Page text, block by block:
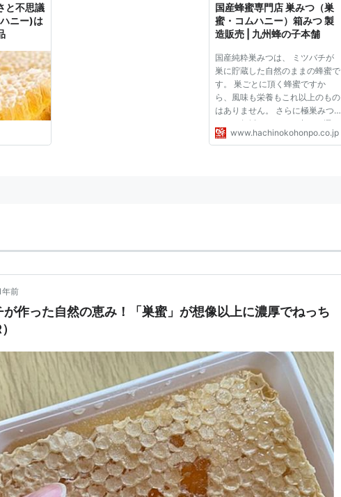
と不思議
ニー)は
国産蜂蜜専門店 巣みつ（巣
蜜・コムハニー）箱みつ 製
造販売 | 九州蜂の子本舗
国産純粋巣みつは、 ミツバチが
巣に貯蔵した自然のままの蜂蜜で
す。 巣ごとに頂く蜂蜜ですか
ら、風味も栄養もこれ以上のもの
はありません。 さらに極巣みつ
はその年採れたものの中から選び
ぬいた、 香り、味、形、いずれ
www.hachinokohonpo.co.jp
年前
が作った自然の恵み！「巣蜜」が想像以上に濃厚でねっち